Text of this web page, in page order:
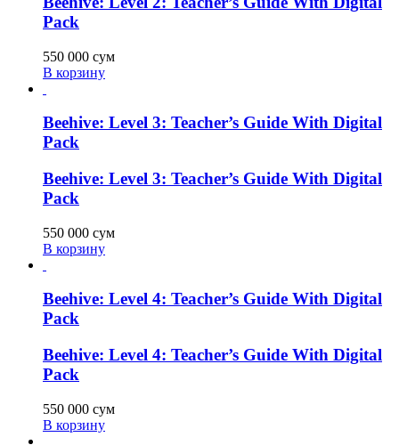
Pack
550 000 сум
В корзину
Beehive: Level 3: Teacher’s Guide With Digital
Pack
Beehive: Level 3: Teacher’s Guide With Digital
Pack
550 000 сум
В корзину
Beehive: Level 4: Teacher’s Guide With Digital
Pack
Beehive: Level 4: Teacher’s Guide With Digital
Pack
550 000 сум
В корзину